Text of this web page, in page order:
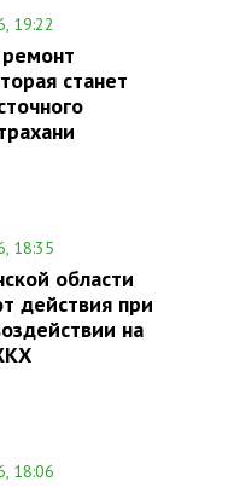
19:22
станет
18:35
области
действия при
на
18:06